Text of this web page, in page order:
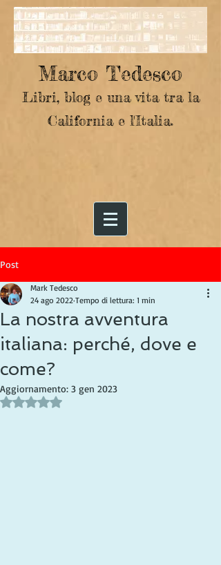
Marco Tedesco
Libri, blog e una vita tra la
California e l'Italia.
Post
La nostra avventura
italiana: perché, dove e
come?
Mark Tedesco
24 ago 2022 Tempo di lettura: 1 min
Aggiornamento: 3 gen 2023
Valutazione NaN stelle su 5.